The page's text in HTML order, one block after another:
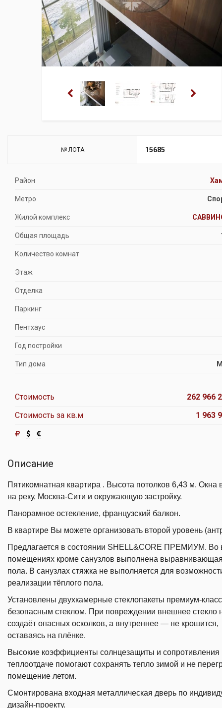
№ ЛОТА 15685
Район
Метро
Жилой комплекс
Общая площадь
Количество комнат
Этаж
Отделка
Паркинг
Пентхаус
Год постройки
Тип дома
Стоимость
262 966
Стоимость за кв.м
1 963
Описание
Пятикомнатная квартира . Высота потолков 6,43 м. Окна
на реку, Москва-Сити и окружающую застройку.
Панорамное остекление, французский балкон.
В квартире Вы можете организовать второй уровень
Предлагается в состоянии SHELL&CORE ПРЕМИУМ. Во
помещениях кроме санузлов выполнена
пола. В санузлах стяжка не выполняется для
реализации тёплого пола.
Установлены двухкамерные стеклопакеты премиум-
безопасным стеклом. При повреждении внешнее стекло
создаёт опасных осколков, а внутреннее — не крошится,
оставаясь на плёнке.
Высокие коэффициенты солнцезащиты и сопротивления
теплоотдаче помогают сохранять тепло зимой и не
помещение летом.
Смонтирована входная металлическая дверь по
дизайн-проекту.